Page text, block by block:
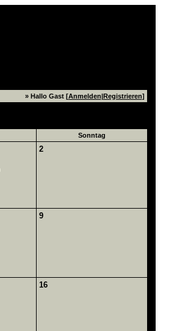
» Hallo Gast [Anmelden|Registrieren]
Sonntag
2
9
16